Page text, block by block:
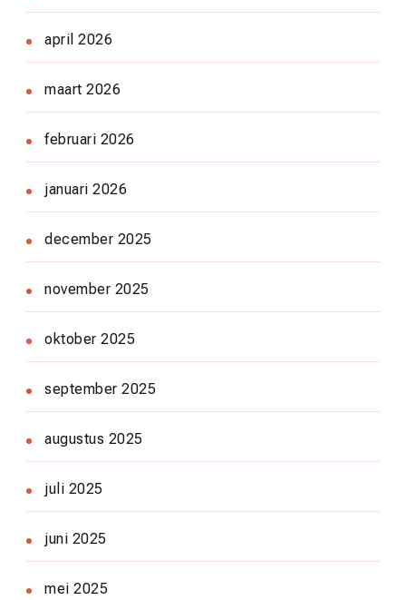
april 2026
maart 2026
februari 2026
januari 2026
december 2025
november 2025
oktober 2025
september 2025
augustus 2025
juli 2025
juni 2025
mei 2025